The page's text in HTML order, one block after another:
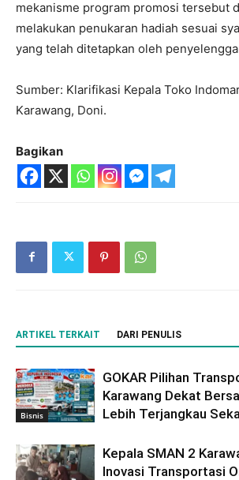
mekanisme program promosi tersebut
melakukan penukaran hadiah sesuai
yang telah ditetapkan oleh
Sumber: Klarifikasi Kepala Toko
Karawang, Doni.
Bagikan
ARTIKEL TERKAIT DARI PENULIS
Bisnis
GOKAR Pilihan
Karawang Dekat
Lebih Terjangkau
Kepala SMAN 2
Inovasi Transportasi